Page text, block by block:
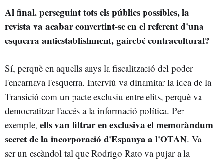
Al final, perseguint tots els públics possibles, la
revista va acabar convertint-se en el referent d'una
esquerra antiestablishment, gairebé contracultural?
Sí, perquè en aquells anys la fiscalització del poder
l'encarnava l'esquerra. Interviú va dinamitar la idea de la
Transició com un pacte exclusiu entre elits, perquè va
democratitzar l'accés a la informació política. Per
exemple, ells van filtrar en exclusiva el memoràndum
secret de la incorporació d'Espanya a l'OTAN. Va
ser un escàndol tal que Rodrigo Rato va pujar a la